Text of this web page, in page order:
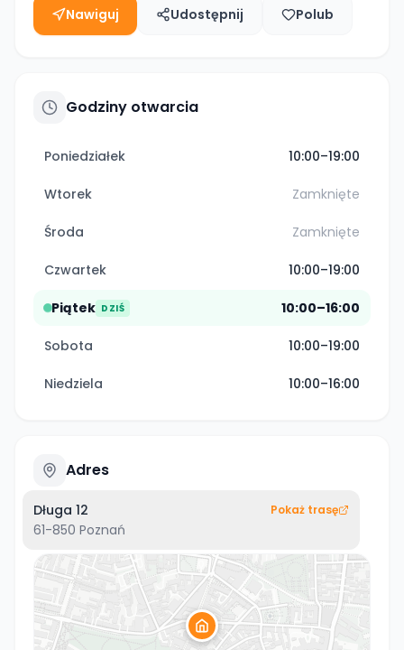
Nawiguj Udostępnij Polub
Godziny otwarcia
Poniedziałek 10:00–19:00
Wtorek Zamknięte
Środa Zamknięte
Czwartek 10:00–19:00
Piątek DZIŚ 10:00–16:00
Sobota 10:00–19:00
Niedziela 10:00–16:00
Adres
Długa 12
61-850 Poznań
Pokaż trasę